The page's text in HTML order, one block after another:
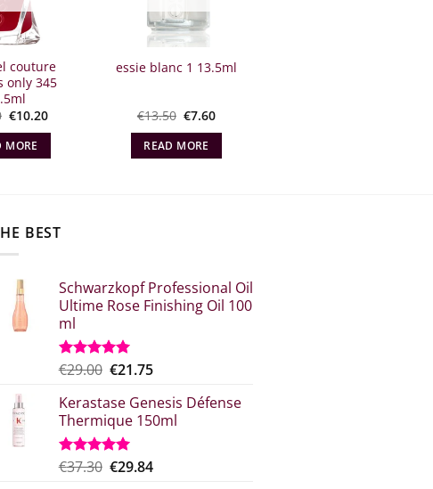
couture
only 345
Original
what:
€15.00.
€10.20The
MORE
essie blanc 1 13.5ml
€13.50 Original
what:
€13.50.
€7.60The
READ MORE
BEST
Schwarzkopf Professional Oil
Ultime Rose Finishing Oil 100
ml
Rated5.00
€29.00 Original
what:
€29.00.
€21.75Η
τιμή
είναι:
Kerastase Genesis Défense
Thermique 150ml
Rated5.00
€37.30 Original
€29.84Η